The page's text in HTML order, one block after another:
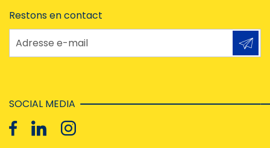
Restons en contact
Adresse e-mail
SOCIAL MEDIA